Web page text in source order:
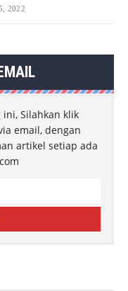
2022
ini, Silahkan klik
email, dengan
artikel setiap ada